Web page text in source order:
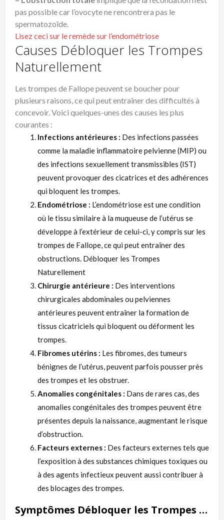
pas possible car l’ovocyte ne rencontrera pas le
spermatozoïde.
Lisez ceci sur le remède sur l’endométriose
Causes Débloquer les Trompes
Naturellement
Les trompes de Fallope peuvent se boucher pour
plusieurs raisons, ce qui peut entraîner des difficultés à
concevoir. Voici quelques-unes des causes les plus
courantes :
Infections antérieures : Des infections passées
comme la maladie inflammatoire pelvienne (MIP) ou
des infections sexuellement transmissibles (IST)
peuvent provoquer des cicatrices et des adhérences
qui bloquent les trompes.
Endométriose : L’endométriose est une condition
où le tissu similaire à la muqueuse de l’utérus se
développe à l’extérieur de celui-ci, y compris sur les
trompes de Fallope, ce qui peut entraîner des
obstructions. Débloquer les Trompes
Naturellement
Chirurgie antérieure : Des interventions
chirurgicales abdominales ou pelviennes
antérieures peuvent entraîner la formation de
tissus cicatriciels qui bloquent ou déforment les
trompes.
Fibromes utérins : Les fibromes, des tumeurs
bénignes de l’utérus, peuvent parfois pousser près
des trompes et les obstruer.
Anomalies congénitales : Dans de rares cas, des
anomalies congénitales des trompes peuvent être
présentes depuis la naissance, augmentant le risque
d’obstruction.
Facteurs externes : Des facteurs externes tels que
l’exposition à des substances chimiques toxiques ou
à des agents infectieux peuvent aussi contribuer à
des blocages des trompes.
Symptômes Débloquer les Trompes Naturellement